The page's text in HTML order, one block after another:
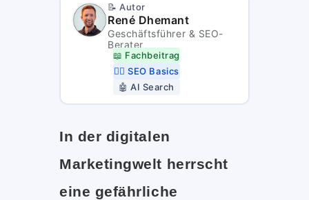
📝 Autor
René Dhemant
Geschäftsführer & SEO-
Berater
📖 Fachbeitrag
👷‍♂️ SEO Basics
🤖 AI Search
In der digitalen
Marketingwelt herrscht
eine gefährliche